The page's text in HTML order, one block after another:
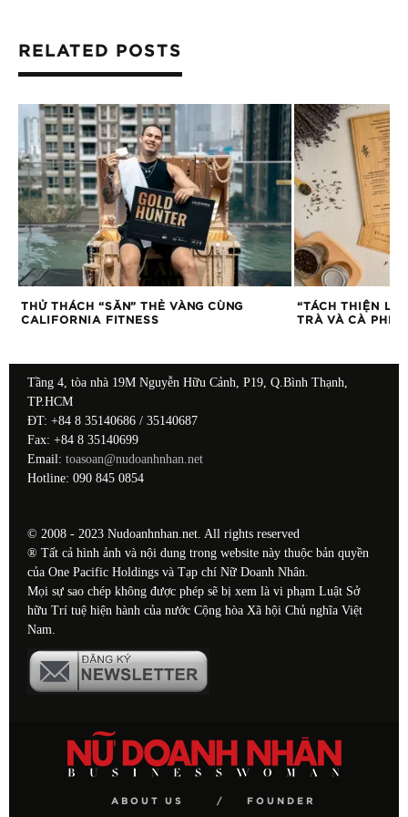
RELATED POSTS
THỬ THÁCH “SĂN” THẺ VÀNG CÙNG
CALIFORNIA FITNESS
“TÁCH THIỆN
TRÀ VÀ CÀ PHÊ
Tầng 4, tòa nhà 19M Nguyễn Hữu Cảnh, P19, Q.Bình Thạnh,
TP.HCM
ĐT: +84 8 35140686 / 35140687
Fax: +84 8 35140699
Email: toasoan@nudoanhnhan.net
Hotline: 090 845 0854
© 2008 - 2023 Nudoanhnhan.net. All rights reserved
® Tất cả hình ảnh và nội dung trong website này thuộc bản quyền
của One Pacific Holdings và Tạp chí Nữ Doanh Nhân.
Mọi sự sao chép không được phép sẽ bị xem là vi phạm Luật Sở
hữu Trí tuệ hiện hành của nước Cộng hòa Xã hội Chủ nghĩa Việt
Nam.
ABOUT US FOUNDER